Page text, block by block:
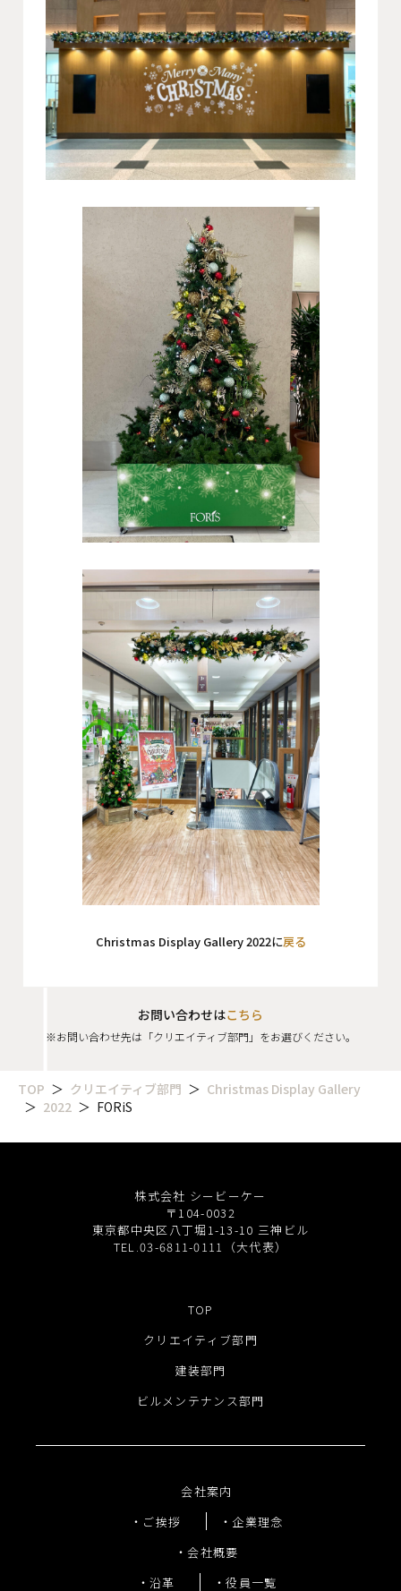
Christmas Display Gallery 2022に戻る
お問い合わせはこちら
※お問い合わせ先は「クリエイティブ部門」をお選びください。
TOP クリエイティブ部門
Christmas Display Gallery
2022
FORiS
株式会社 シービーケー
〒104-0032
東京都中央区八丁堀1-13-10 三神ビル
TEL.03-6811-0111（大代表）
TOP
クリエイティブ部門
建装部門
ビルメンテナンス部門
会社案内
ご挨拶
企業理念
会社概要
沿革
役員一覧